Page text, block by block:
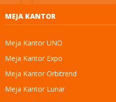
MEJA KANTOR
Meja Kantor UNO
Meja Kantor Expo
Meja Kantor Orbitrend
Meja Kantor Lunar